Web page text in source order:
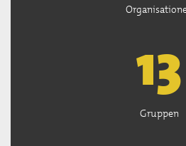
13
Gruppen